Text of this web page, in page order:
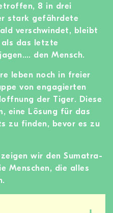
8 in drei
stark gefährdete
verschwindet, bleibt
als das letzte
den Mensch.
leben noch in freier
von engagierten
der Tiger. Diese
eine Lösung für das
zu finden, bevor es zu
wir den Sumatra-
Menschen, die alles